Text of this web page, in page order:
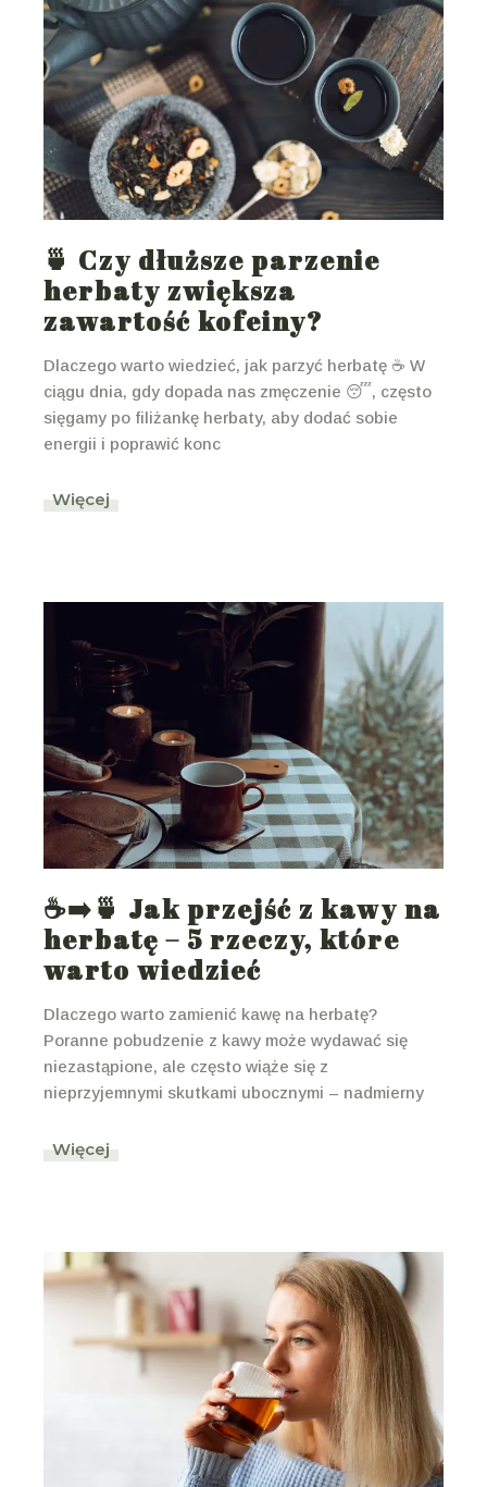
🍵 Czy dłuższe parzenie
herbaty zwiększa
zawartość kofeiny?
Dlaczego warto wiedzieć, jak parzyć herbatę ☕ W
ciągu dnia, gdy dopada nas zmęczenie 😴, często
sięgamy po filiżankę herbaty, aby dodać sobie
energii i poprawić konc
Więcej
☕➡️🍵 Jak przejść z kawy na
herbatę – 5 rzeczy, które
warto wiedzieć
Dlaczego warto zamienić kawę na herbatę?
Poranne pobudzenie z kawy może wydawać się
niezastąpione, ale często wiąże się z
nieprzyjemnymi skutkami ubocznymi – nadmierny
Więcej